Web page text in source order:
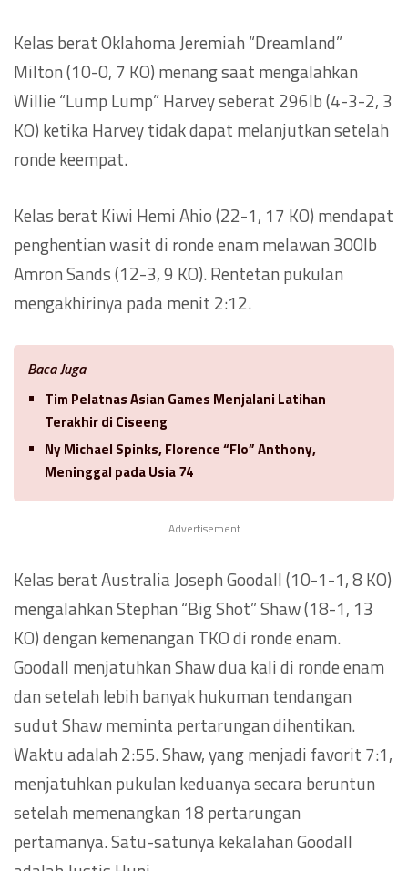
Kelas berat Oklahoma Jeremiah “Dreamland”
Milton (10-0, 7 KO) menang saat mengalahkan
Willie “Lump Lump” Harvey seberat 296lb (4-3-2, 3
KO) ketika Harvey tidak dapat melanjutkan setelah
ronde keempat.
Kelas berat Kiwi Hemi Ahio (22-1, 17 KO) mendapat
penghentian wasit di ronde enam melawan 300lb
Amron Sands (12-3, 9 KO). Rentetan pukulan
mengakhirinya pada menit 2:12.
Baca Juga
Tim Pelatnas Asian Games Menjalani Latihan
Terakhir di Ciseeng
Ny Michael Spinks, Florence “Flo” Anthony,
Meninggal pada Usia 74
Advertisement
Kelas berat Australia Joseph Goodall (10-1-1, 8 KO)
mengalahkan Stephan “Big Shot” Shaw (18-1, 13
KO) dengan kemenangan TKO di ronde enam.
Goodall menjatuhkan Shaw dua kali di ronde enam
dan setelah lebih banyak hukuman tendangan
sudut Shaw meminta pertarungan dihentikan.
Waktu adalah 2:55. Shaw, yang menjadi favorit 7:1,
menjatuhkan pukulan keduanya secara beruntun
setelah memenangkan 18 pertarungan
pertamanya. Satu-satunya kekalahan Goodall